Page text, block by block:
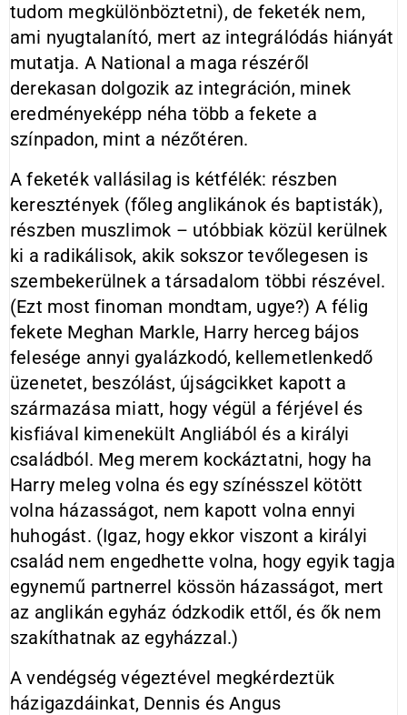
tudom megkülönböztetni), de feketék nem,
ami nyugtalanító, mert az integrálódás hiányát
mutatja. A National a maga részéről
derekasan dolgozik az integráción, minek
eredményeképp néha több a fekete a
színpadon, mint a nézőtéren.
A feketék vallásilag is kétfélék: részben
keresztények (főleg anglikánok és baptisták),
részben muszlimok – utóbbiak közül kerülnek
ki a radikálisok, akik sokszor tevőlegesen is
szembekerülnek a társadalom többi részével.
(Ezt most finoman mondtam, ugye?) A félig
fekete Meghan Markle, Harry herceg bájos
felesége annyi gyalázkodó, kellemetlenkedő
üzenetet, beszólást, újságcikket kapott a
származása miatt, hogy végül a férjével és
kisfiával kimenekült Angliából és a királyi
családból. Meg merem kockáztatni, hogy ha
Harry meleg volna és egy színésszel kötött
volna házasságot, nem kapott volna ennyi
huhogást. (Igaz, hogy ekkor viszont a királyi
család nem engedhette volna, hogy egyik tagja
egynemű partnerrel kössön házasságot, mert
az anglikán egyház ódzkodik ettől, és ők nem
szakíthatnak az egyházzal.)
A vendégség végeztével megkérdeztük
házigazdáinkat, Dennis és Angus